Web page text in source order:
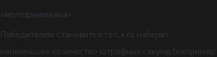
«мотоджимхана».
Победителем становится тот, кто наберет
наименьшее количество штрафных секунд (например